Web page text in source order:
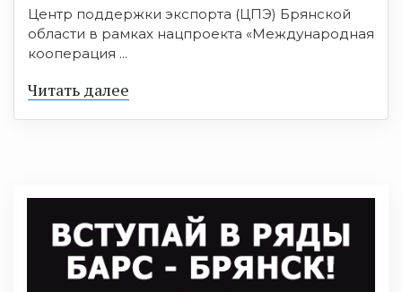
Центр поддержки экспорта (ЦПЭ) Брянской
области в рамках нацпроекта «Международная
кооперация ...
Читать далее